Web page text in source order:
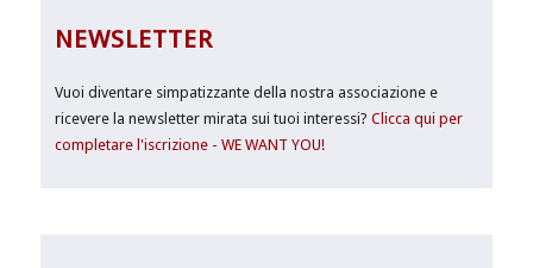
NEWSLETTER
Vuoi diventare simpatizzante della nostra associazione e
ricevere la newsletter mirata sui tuoi interessi?Clicca qui per
completare l'iscrizione - WE WANT YOU!